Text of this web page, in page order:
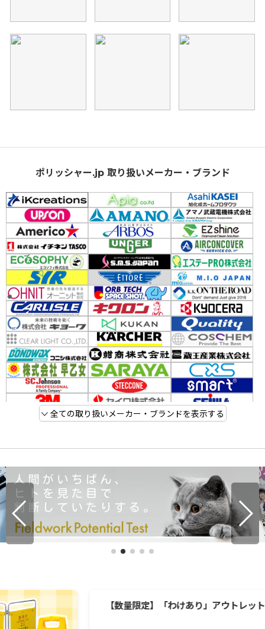
ポリッシャー.jp 取り扱いメーカー・ブランド
全ての取り扱いメーカー・ブランドを表示する
【数量限定】「わけあり」アウトレット品を大放出中！